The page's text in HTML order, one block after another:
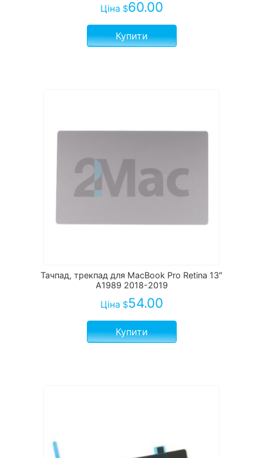
Ціна $60.00
Купити
Тачпад, трекпад для MacBook Pro Retina 13″
A1989 2018-2019
Ціна $54.00
Купити